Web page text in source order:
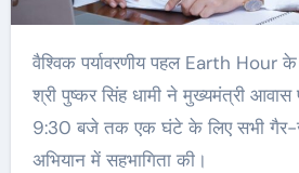
वैश्विक पर्यावरणीय पहल Earth Hour के अवसर पर मुख्यमंत्री
श्री पुष्कर सिंह धामी ने मुख्यमंत्री
9:30 बजे तक एक घंटे के लिए सभी गैर-
अभियान में सहभागिता की।